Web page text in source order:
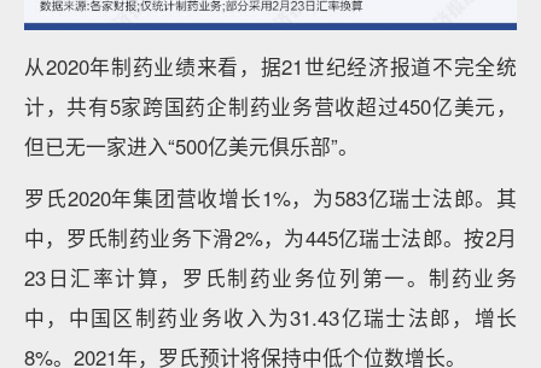
从2020年制药业绩来看，据21世纪经济报道不完全统
计，共有5家跨国药企制药业务营收超过450亿美元，
但已无一家进入“500亿美元俱乐部”。
罗氏2020年集团营收增长1%，为583亿瑞士法郎。其
中，罗氏制药业务下滑2%，为445亿瑞士法郎。按2月
23日汇率计算，罗氏制药业务位列第一。制药业务
中，中国区制药业务收入为31.43亿瑞士法郎，增长
8%。2021年，罗氏预计将保持中低个位数增长。